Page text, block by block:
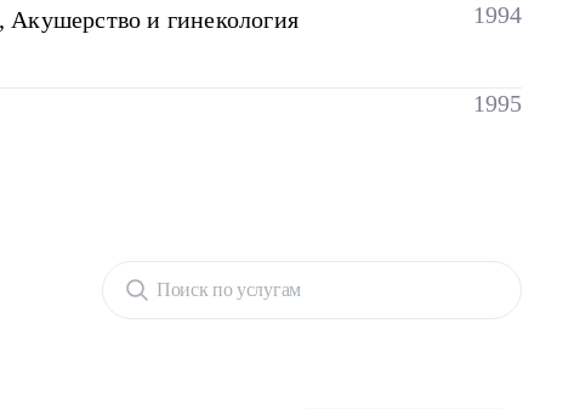
Акушерство и гинекология 1994
1995
Поиск по услугам